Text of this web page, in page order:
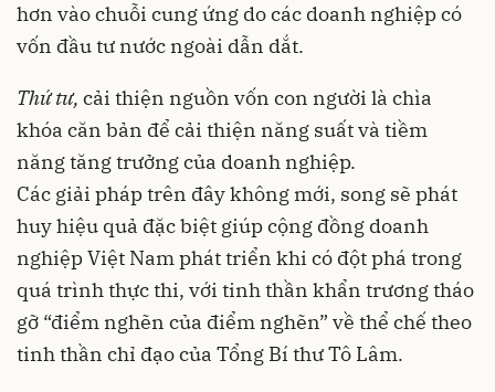
hơn vào chuỗi cung ứng do các doanh nghiệp có
vốn đầu tư nước ngoài dẫn dắt.
Thứ tư, cải thiện nguồn vốn con người là chìa
khóa căn bản để cải thiện năng suất và tiềm
năng tăng trưởng của doanh nghiệp.
Các giải pháp trên đây không mới, song sẽ phát
huy hiệu quả đặc biệt giúp cộng đồng doanh
nghiệp Việt Nam phát triển khi có đột phá trong
quá trình thực thi, với tinh thần khẩn trương tháo
gỡ “điểm nghẽn của điểm nghẽn” về thể chế theo
tinh thần chỉ đạo của Tổng Bí thư Tô Lâm.